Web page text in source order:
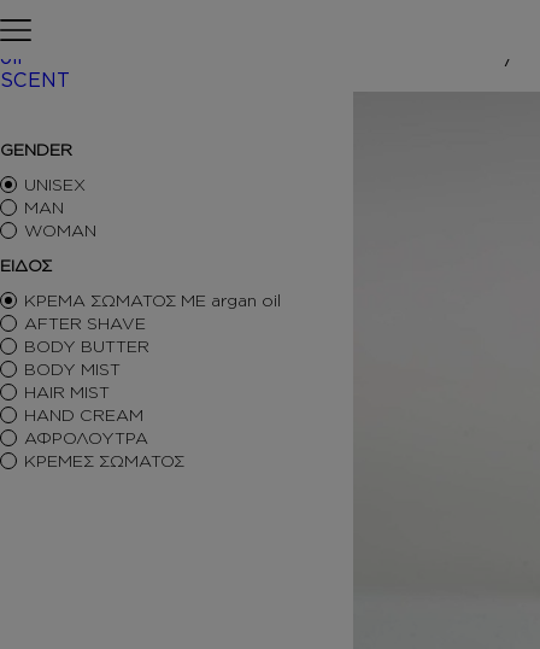
ΑΦΡΟΛΟΥΤΡΑ
ΚΡΕΜΕΣ ΣΩΜΑΤΟΣ
BODY BUTTER
BODY MIST
HAIR MIST
BODY SORBET – AFTER SUN
HAIR OILS
SHIMMERING BODY OIL
SKINCARE
ΑΝΤΙΣΗΠΤΙΚΑ
ΑΡΩΜΑΤΙΚΑ ΚΕΡΙΑ – DIFFUSERS
SETS
ΠΕΡΙΠΟΙΗΣΗ
oil
SCENT / Inspired by
GENDER
UNISEX
MAN
WOMAN
ΕΙΔΟΣ
ΚΡΕΜΑ ΣΩΜΑΤΟΣ ΜΕ argan oil
AFTER SHAVE
BODY BUTTER
BODY MIST
HAIR MIST
HAND CREAM
ΑΦΡΟΛΟΥΤΡΑ
ΚΡΕΜΕΣ ΣΩΜΑΤΟΣ